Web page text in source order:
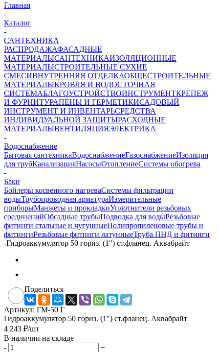
Главная
-
Каталог
-
САНТЕХНИКА
РАСПРОДАЖАФАСАДНЫЕ
МАТЕРИАЛЫСАНТЕХНИКАИЗОЛЯЦИОННЫЕ
МАТЕРИАЛЫСТРОИТЕЛЬНЫЕ СУХИЕ
СМЕСИВНУТРЕННЯЯ ОТДЕЛКАОБЩЕСТРОИТЕЛЬНЫЕ
МАТЕРИАЛЫКРОВЛЯ И ВОДОСТОЧНАЯ
СИСТЕМАБЛАГОУСТРОЙСТВОИНСТРУМЕНТКРЕПЕЖ
И ФУРНИТУРАПЕНЫ И ГЕРМЕТИКИСАДОВЫЙ
ИНСТРУМЕНТ И ИНВЕНТАРЬСРЕДСТВА
ИНДИВИДУАЛЬНОЙ ЗАЩИТЫРАСХОДНЫЕ
МАТЕРИАЛЫВЕНТИЛЯЦИЯЭЛЕКТРИКА
-
Водоснабжение
Бытовая сантехникаВодоснабжениеГазоснабжениеИзоляция
для трубКанализацияНасосыОтоплениеСистемы обогрева
-
Баки
Бойлеры косвенного нагреваСистемы фильтрации
водыТрубопроводная арматураИзмерительные
приборыМанжеты и прокладкиУплотнители резьбовых
соединенийОбсадные трубыПодводка для водыРезьбовые
фитинги стальные и чугунныеПолипропиленовые трубы и
фитингиРезьбовые фитинги латунныеТруба ПНД и фитинги
-Гидроаккумулятор 50 гориз. (1") ст.фланец. Аквабрайт
Поделиться
Артикул: ГМ-50 Г
Гидроаккумулятор 50 гориз. (1") ст.фланец. Аквабрайт
4 243 ₽/шт
В наличии на складе
-
+